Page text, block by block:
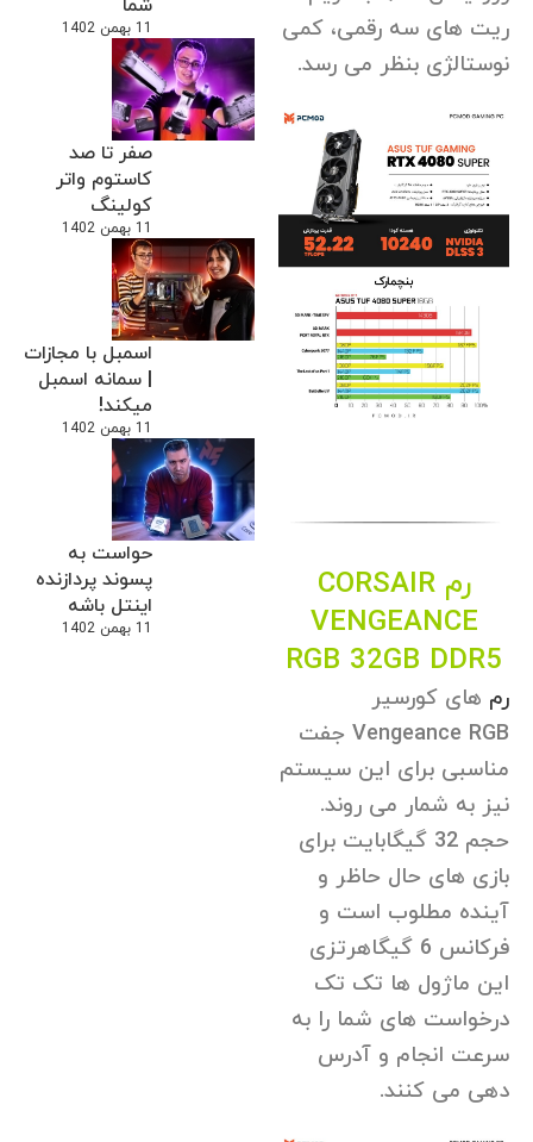
شما
11 بهمن 1402
صفر تا صد
کاستوم واتر
کولینگ
11 بهمن 1402
اسمبل با مجازات
| سمانه اسمبل
میکند!
11 بهمن 1402
حواست به
پسوند پردازنده
اینتل باشه
11 بهمن 1402
ریت های سه رقمی، کمی
نوستالژی بنظر می رسد.
رم CORSAIR
VENGEANCE
RGB 32GB DDR5
رم های کورسیر
Vengeance RGB جفت
مناسبی برای این سیستم
نیز به شمار می روند.
حجم 32 گیگابایت برای
بازی های حال حاظر و
آینده مطلوب است و
فرکانس 6 گیگاهرتزی
این ماژول ها تک تک
درخواست های شما را به
سرعت انجام و آدرس
دهی می کنند.